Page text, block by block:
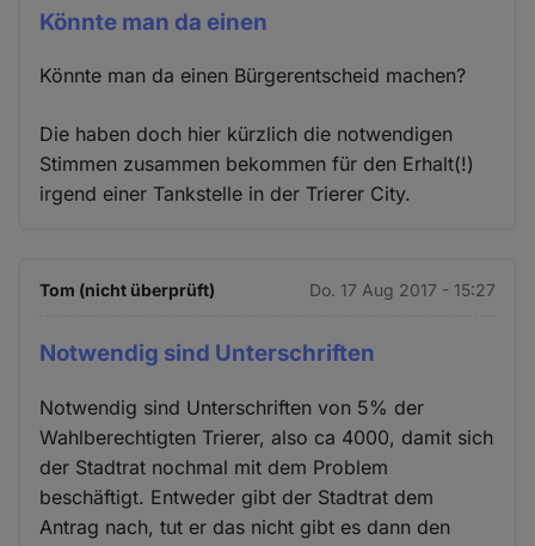
Könnte man da einen
Könnte man da einen Bürgerentscheid machen?
Die haben doch hier kürzlich die notwendigen
Stimmen zusammen bekommen für den Erhalt(!)
irgend einer Tankstelle in der Trierer City.
Tom (nicht überprüft) Do. 17 Aug 2017 - 15:27
Notwendig sind Unterschriften
Notwendig sind Unterschriften von 5% der
Wahlberechtigten Trierer, also ca 4000, damit sich
der Stadtrat nochmal mit dem Problem
beschäftigt. Entweder gibt der Stadtrat dem
Antrag nach, tut er das nicht gibt es dann den